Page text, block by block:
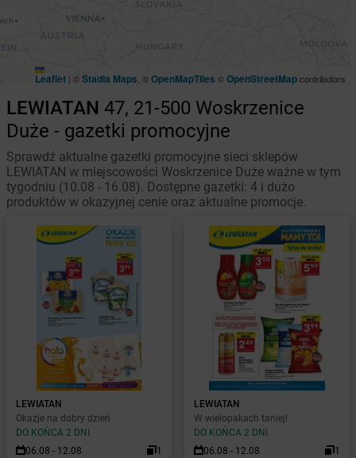
Leaflet | ©Stadia Maps , ©OpenMapTiles ©OpenStreetMapcontributors
LEWIATAN 47, 21-500 Woskrzenice
Duże - gazetki promocyjne
Sprawdź aktualne gazetki promocyjne sieci sklepów
LEWIATAN w miejscowości Woskrzenice Duże ważne w tym
tygodniu (10.08 - 16.08). Dostępne gazetki: 4 i dużo
produktów w okazyjnej cenie oraz aktualne promocje.
LEWIATAN
Okazje na dobry dzień
DO KOŃCA 2 DNI
06.08 - 12.08
1
LEWIATAN
W wielopakach taniej!
DO KOŃCA 2 DNI
06.08 - 12.08
1